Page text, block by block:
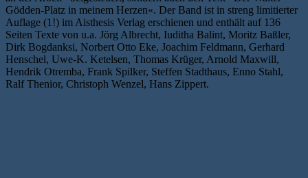
Gödden-Platz in meinem Herzen«. Der Band ist in streng limitierter
Auflage (1!) im Aisthesis Verlag erschienen und enthält auf 136
Seiten Texte von u.a. Jörg Albrecht, Iuditha Balint, Moritz Baßler,
Dirk Bogdanksi, Norbert Otto Eke, Joachim Feldmann, Gerhard
Henschel, Uwe-K. Ketelsen, Thomas Krüger, Arnold Maxwill,
Hendrik Otremba, Frank Spilker, Steffen Stadthaus, Enno Stahl,
Ralf Thenior, Christoph Wenzel, Hans Zippert.